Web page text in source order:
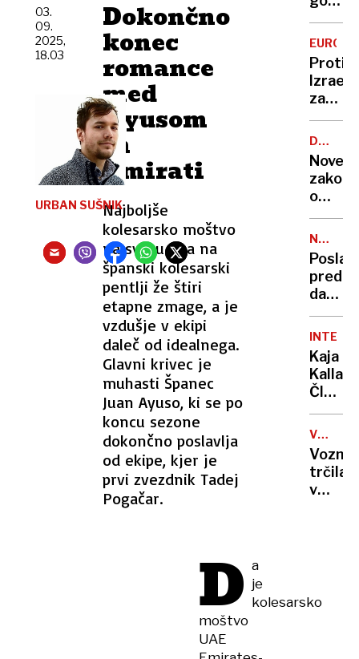
Dokončno
konec
romance
med
Ayusom
in
Emirati
Najboljše
kolesarsko moštvo
na svetu ima na
španski kolesarski
pentlji že štiri
etapne zmage, a je
vzdušje v ekipi
daleč od idealnega.
Glavni krivec je
muhasti Španec
Juan Ayuso, ki se po
koncu sezone
dokončno poslavlja
od ekipe, kjer je
prvi zvezdnik Tadej
Pogačar.
03.
09.
2025,
18.03
URBAN SUŠNIK
D a
je
kolesarsko
moštvo
UAE
o
sProti
Izraelu
za
boljše
in
ZBOR
zakonu
o
medijih
se
obeta
NAKUP
da
nakupa
opravi
Kaja
Kallas:
Članic
ne
morem
prisiliti
k
VZELA
JI JE
trčila
v